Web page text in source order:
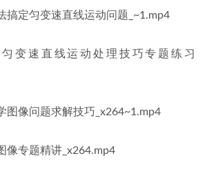
搞定匀变速直线运动问题_~1.mp4
变速直线运动处理技巧专题练习
图像问题求解技巧_x264~1.mp4
像专题精讲_x264.mp4